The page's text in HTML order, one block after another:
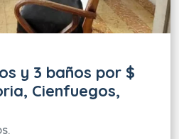
y 3 baños por $
Cienfuegos,